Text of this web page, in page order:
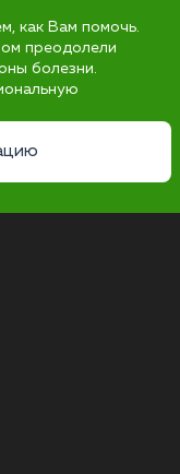
как Вам помочь.
преодолели
болезни.